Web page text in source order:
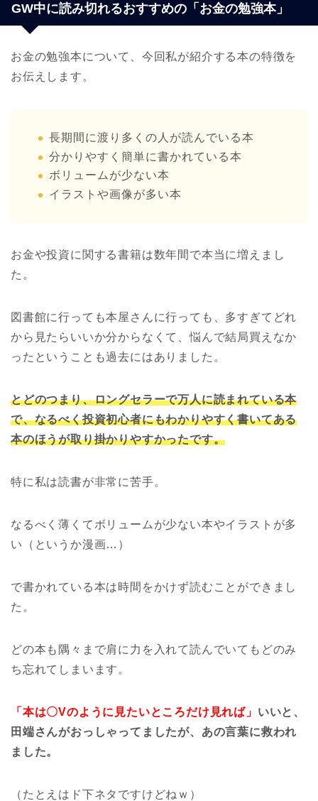
GW中に読み切れるおすすめの「お金の勉強本」
お金の勉強本について、今回私が紹介する本の特徴を
お伝えします。
長期間に渡り多くの人が読んでいる本
分かりやすく簡単に書かれている本
ボリュームが少ない本
イラストや画像が多い本
お金や投資に関する書籍は数年間で本当に増えまし
た。
図書館に行っても本屋さんに行っても、多すぎてどれ
から見たらいいか分からなくて、悩んで結局買えなか
ったということも過去にはありました。
とどのつまり、ロングセラーで万人に読まれている本
で、なるべく投資初心者にもわかりやすく書いてある
本のほうが取り掛かりやすかったです。
特に私は読書が非常に苦手。
なるべく薄くてボリュームが少ない本やイラストが多
い（というか漫画…）
で書かれている本は時間をかけず読むことができまし
た。
どの本も隅々まで肩に力を入れて読んでいてもどのみ
ち忘れてしまいます。
「本は〇Vのように見たいところだけ見れば」 いいと、
田端さんがおっしゃってましたが、あの言葉に救われ
ました。
（たとえはド下ネタですけどねｗ）